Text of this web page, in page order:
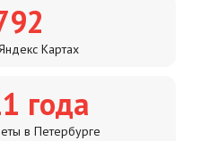
Картах
года
в Петербурге